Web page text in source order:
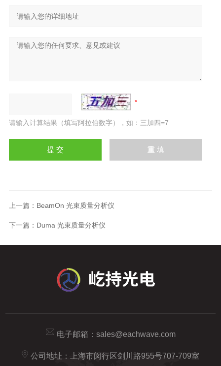
请输入计算结果（填写阿拉伯数字），如：三加四=7
上一篇： BeamOn 光束质量分析仪
下一篇： Duma 光束质量分析仪
电子邮箱： sales@eachwave.com
公司地址：上海市闵行区剑川路955号707-709室